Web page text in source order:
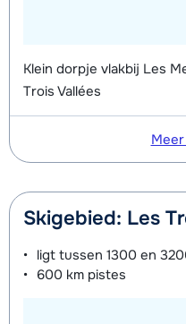
's middags - Beginner (0
's middags - Gemiddeld (1-2
's middags - Gevorderd (min. 3
weken)
Klein dorpje vlakbij Les
Trois Vallées
Skigebied: Les
ligt tussen 1300 en
600 km pistes